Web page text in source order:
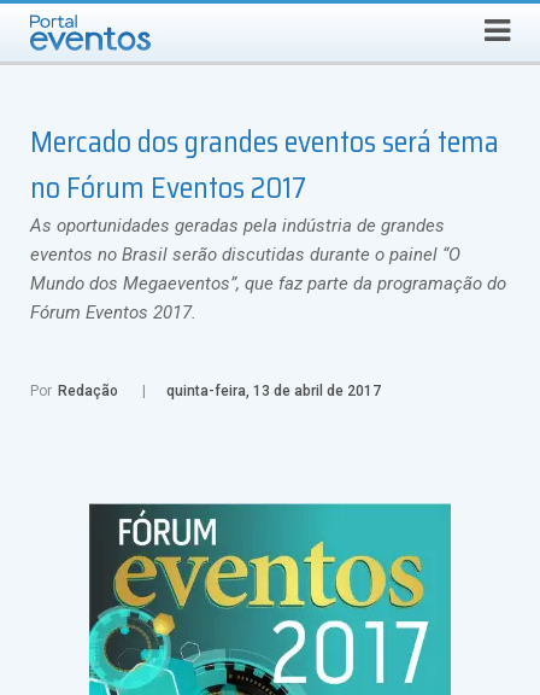
Select Language ▼
Mercado dos grandes eventos será tema
no Fórum Eventos 2017
As oportunidades geradas pela indústria de grandes
eventos no Brasil serão discutidas durante o painel “O
Mundo dos Megaeventos”, que faz parte da programação do
Fórum Eventos 2017.
Por Redação quinta-feira, 13 de abril de 2017